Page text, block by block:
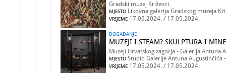
Gradski muzej Križevci
MJESTO Likovna galerija Gradskog muzeja
VRIJEME 17.05.2024. / 17.05.2024.
DOGADANJE
MUZEJI I STEAM? SKULPTURA I
Muzeji Hrvatskog zagorja - Galerija Antuna
MJESTO Studio Galerije Antuna Augustinčića
VRIJEME 17.05.2024. / 17.05.2024.